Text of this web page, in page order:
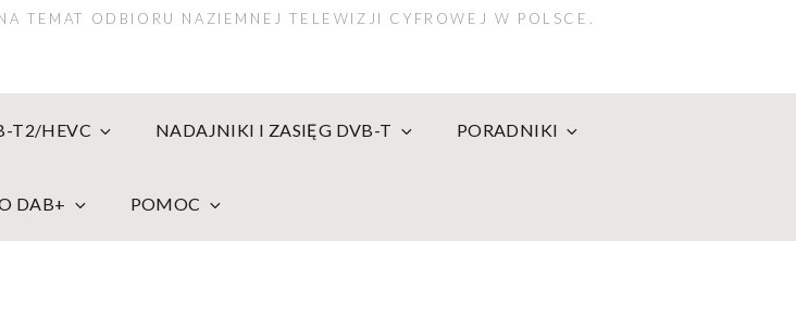
TEMAT ODBIORU NAZIEMNEJ TELEWIZJI CYFROWEJ W POLSCE.
T2/HEVC NADAJNIKI I ZASIĘG DVB-T PORADNIKI
DAB+ POMOC